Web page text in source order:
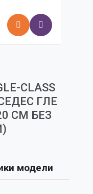
CLASS
ГЛЕ
СМ БЕЗ
модели